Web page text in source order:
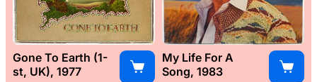
Gone To Earth (1-
st, UK), 1977
My Life For A
Song, 1983